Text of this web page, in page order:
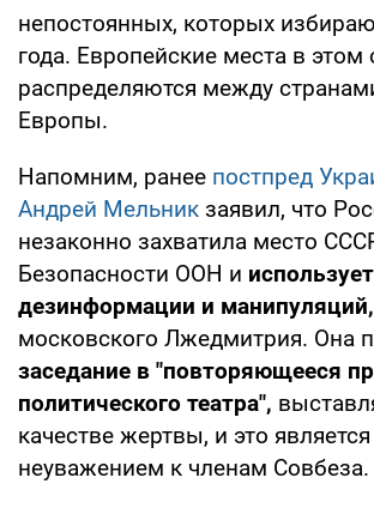
непостоянных, которых
года. Европейские места в этом
распределяются между
Европы.
Напомним, ранее постпред
Андрей Мельник заявил, что
незаконно захватила место
Безопасности ООН и
дезинформации и манипуляций,
московского Лжедмитрия. Она
заседание в "повторяющееся
политического театра",
качестве жертвы, и это является
неуважением к членам Совбеза.